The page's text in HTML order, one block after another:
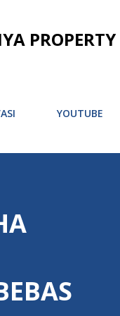
PROPERTY
YOUTUBE